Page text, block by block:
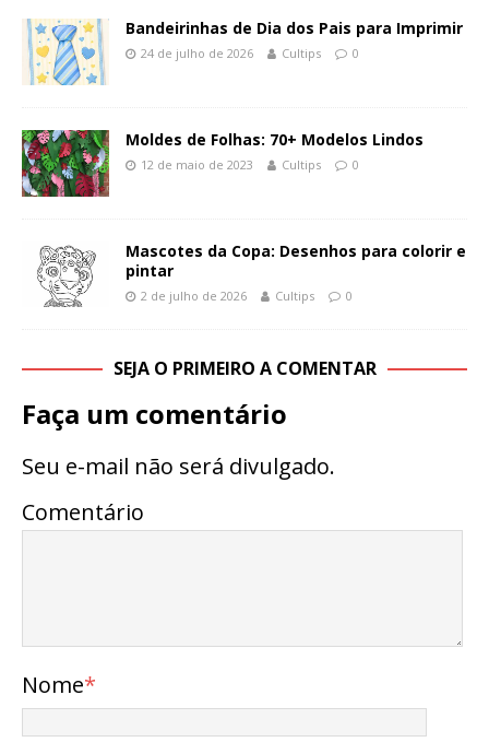
Bandeirinhas de Dia dos Pais para Imprimir
24 de julho de 2026 Cultips 0
Moldes de Folhas: 70+ Modelos Lindos
12 de maio de 2023 Cultips 0
Mascotes da Copa: Desenhos para colorir e
pintar
2 de julho de 2026 Cultips 0
SEJA O PRIMEIRO A COMENTAR
Faça um comentário
Seu e-mail não será divulgado.
Comentário
Nome*